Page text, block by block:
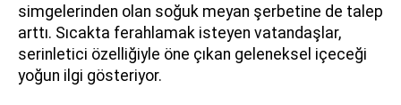
simgelerinden olan soğuk meyan şerbetine de talep
arttı. Sıcakta ferahlamak isteyen vatandaşlar,
serinletici özelliğiyle öne çıkan geleneksel içeceği
yoğun ilgi gösteriyor.